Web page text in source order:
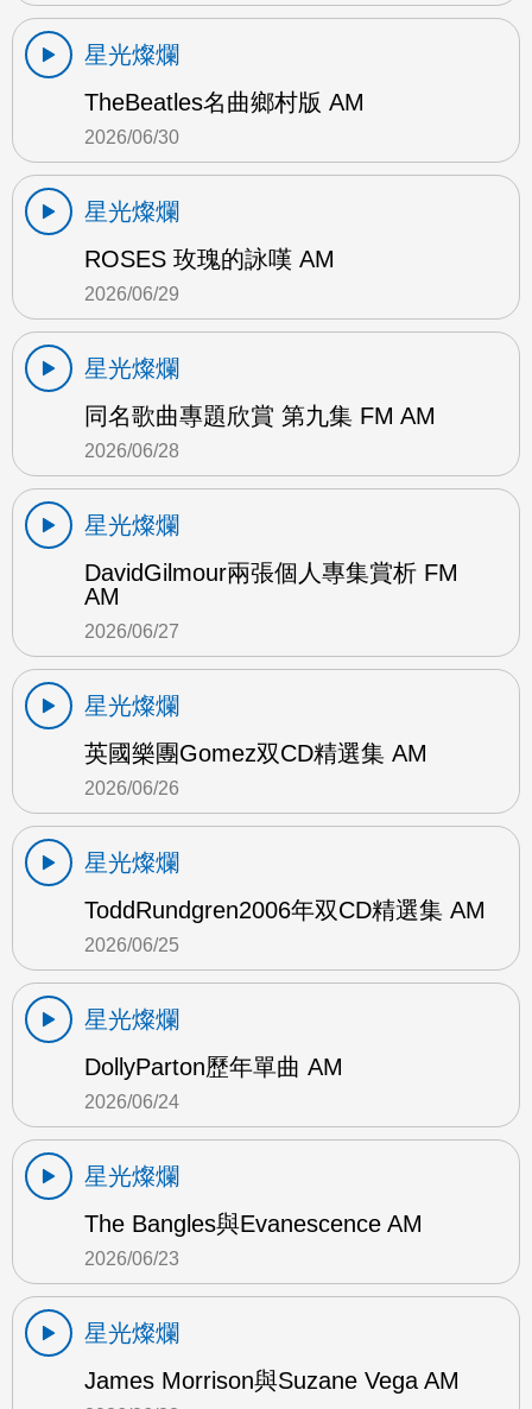
星光燦爛
TheBeatles名曲鄉村版 AM
2026/06/30
星光燦爛
ROSES 玫瑰的詠嘆 AM
2026/06/29
星光燦爛
同名歌曲專題欣賞 第九集 FM AM
2026/06/28
星光燦爛
DavidGilmour兩張個人專集賞析 FM
AM
2026/06/27
星光燦爛
英國樂團Gomez双CD精選集 AM
2026/06/26
星光燦爛
ToddRundgren2006年双CD精選集 AM
2026/06/25
星光燦爛
DollyParton歷年單曲 AM
2026/06/24
星光燦爛
The Bangles與Evanescence AM
2026/06/23
星光燦爛
James Morrison與Suzane Vega AM